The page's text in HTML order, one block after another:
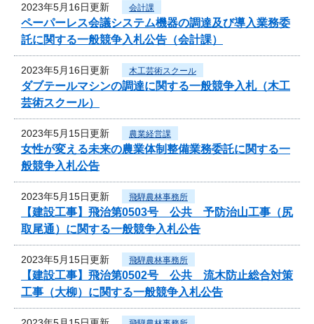
2023年5月16日更新 会計課
ペーパーレス会議システム機器の調達及び導入業務委
託に関する一般競争入札公告（会計課）
2023年5月16日更新 木工芸術スクール
ダブテールマシンの調達に関する一般競争入札（木工
芸術スクール）
2023年5月15日更新 農業経営課
女性が変える未来の農業体制整備業務委託に関する一
般競争入札公告
2023年5月15日更新 飛騨農林事務所
【建設工事】飛治第0503号 公共 予防治山工事（尻
取尾通）に関する一般競争入札公告
2023年5月15日更新 飛騨農林事務所
【建設工事】飛治第0502号 公共 流木防止総合対策
工事（大柳）に関する一般競争入札公告